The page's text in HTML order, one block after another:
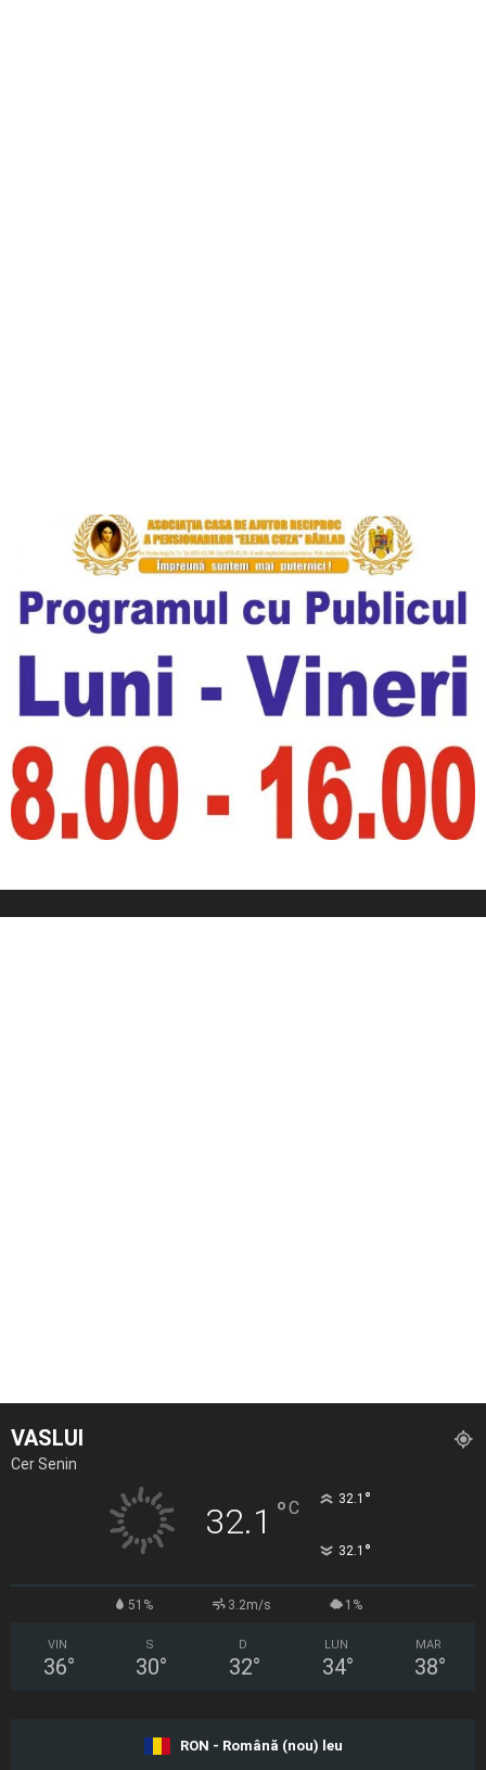
VASLUI
Cer Senin
32.1 °C 32.1 °
32.1 °
51% 3.2m/s 1%
VIN
36°
S
30°
D
32°
LUN
34°
MAR
38°
RON - Română (nou) leu